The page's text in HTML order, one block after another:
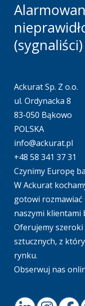
(sygnaliści)
Ackurat Sp. Z o.o.
ul. Ordynacka 8
83-050 Bąkowo
POLSKA
info@ackurat.pl
+48 58 341 37 31
Czynimy Europę
W Ackurat
gotowi rozmawiać
naszymi klientami
Oferujemy
sztucznych, z
rynku.
Obserwuj nas